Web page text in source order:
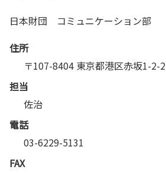
日本財団 コミュニケーション部
住所
〒107-8404 東京都港区赤坂1-
担当
佐治
電話
03-6229-5131
FAX